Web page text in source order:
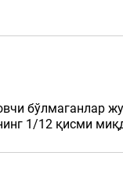
бўлмаганлар
1/12 қисми